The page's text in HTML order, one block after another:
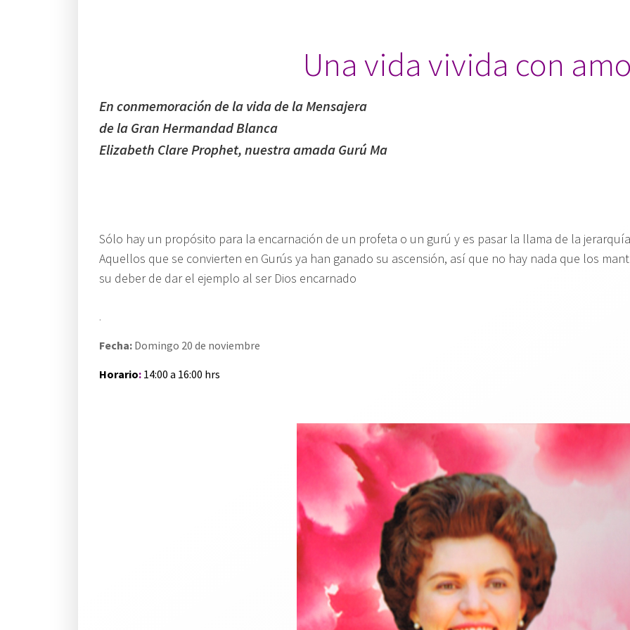
Una vida vivida con
En conmemoración de la vida de la Mensajera
de la Gran Hermandad Blanca
Elizabeth Clare Prophet, nuestra amada Gurú Ma
Sólo hay un propósito para la encarnación de un profeta o un gurú y es pasar la llama de la
Aquellos que se convierten en Gurús ya han ganado su ascensión, así que no hay nada que los
su deber de dar el ejemplo al ser Dios encarnado
.
Fecha: Domingo 20 de noviembre
Horario: 14:00 a 16:00 hrs